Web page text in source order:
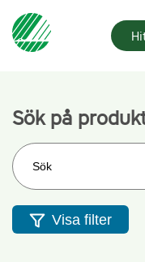
Sök på
Sök på webbplatsen
Visa filter